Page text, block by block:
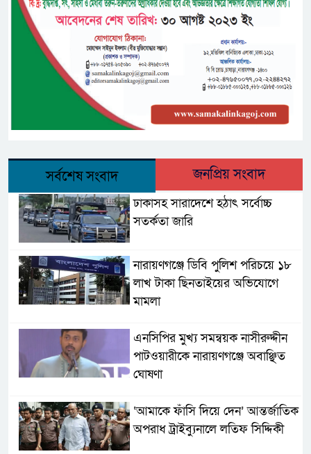
সর্বশেষ সংবাদ জনপ্রিয় সংবাদ
ঢাকাসহ সারাদেশে হঠাৎ সর্বোচ্চ
সতর্কতা জা‌রি
নারায়ণগঞ্জে ডিবি পুলিশ পরিচয়ে ১৮
লাখ টাকা ছিনতাইয়ের অভিযোগে
মামলা
এনসিপির মুখ্য সমন্বয়ক নাসীরুদ্দীন
পাটওয়ারীকে নারায়ণগঞ্জে অবাঞ্ছিত
ঘোষণা
‘আমাকে ফাঁসি দিয়ে দেন’ আন্তর্জাতিক
অপরাধ ট্রাইব্যুনালে লতিফ সিদ্দিকী